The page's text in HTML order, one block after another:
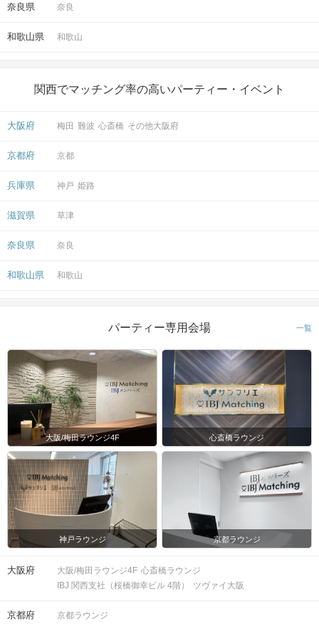
奈良県 奈良
和歌山県 和歌山
関西でマッチング率の高いパーティー・イベント
大阪府 梅田 難波 心斎橋 その他大阪府
京都府 京都
兵庫県 神戸 姫路
滋賀県 草津
奈良県 奈良
和歌山県 和歌山
パーティー専用会場 一覧
大阪/梅田ラウンジ4F 心斎橋ラウンジ
神戸ラウンジ 京都ラウンジ
大阪府 大阪/梅田ラウンジ4F 心斎橋ラウンジ
IBJ 関西支社（桜橋御幸ビル 4階）
ツヴァイ大阪
京都府 京都ラウンジ